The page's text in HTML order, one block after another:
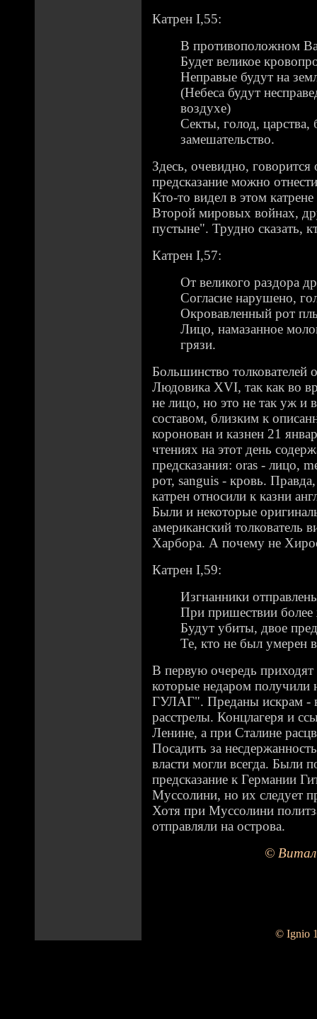
Катрен I,55:
В противоположном
Будет великое
Неправые будут на
(Небеса будут
воздухе)
Секты, голод, царства,
замешательство.
Здесь, очевидно, говорится
предсказание можно
Кто-то видел в этом
Второй мировых войнах,
пустыне". Трудно сказать,
Катрен I,57:
От великого раздора
Согласие нарушено,
Окровавленный рот
Лицо, намазанное
грязи.
Большинство толкователей
Людовика XVI, так как во
не лицо, но это не так уж и
составом, близким к
коронован и казнен 21
чтениях на этот день
предсказания: oras - лицо,
рот, sanguis - кровь.
катрен относили к казни
Были и некоторые
американский толкователь
Харбора. А почему не
Катрен I,59:
Изгнанники
При пришествии более
Будут убиты, двое
Те, кто не был умерен
В первую очередь приходят
которые недаром получили
ГУЛАГ". Преданы искрам -
расстрелы. Концлагеря и
Ленине, а при Сталине
Посадить за
власти могли всегда. Были
предсказание к Германии
Муссолини, но их следует
Хотя при Муссолини
отправляли на острова.
©
© Ignio